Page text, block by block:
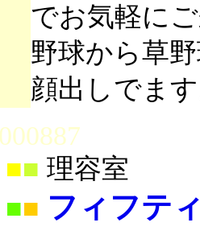
でお気軽に
野球から草
顔出しでます
■ 理容室
■■ フィフテ